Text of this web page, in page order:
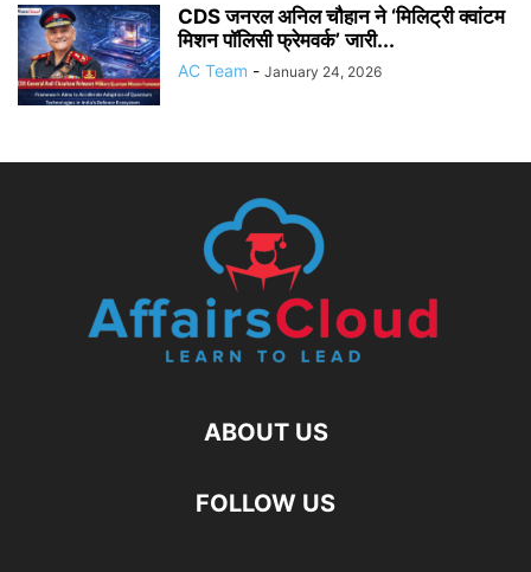
CDS जनरल अनिल चौहान ने ‘मिलिट्री क्वांटम
मिशन पॉलिसी फ्रेमवर्क’ जारी...
AC Team - January 24, 2026
ABOUT US
FOLLOW US